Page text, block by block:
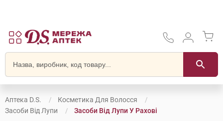
Аптека D.S.
Косметика Для Волосся
Засоби Від Лупи
Засоби Від Лупи У Рахові